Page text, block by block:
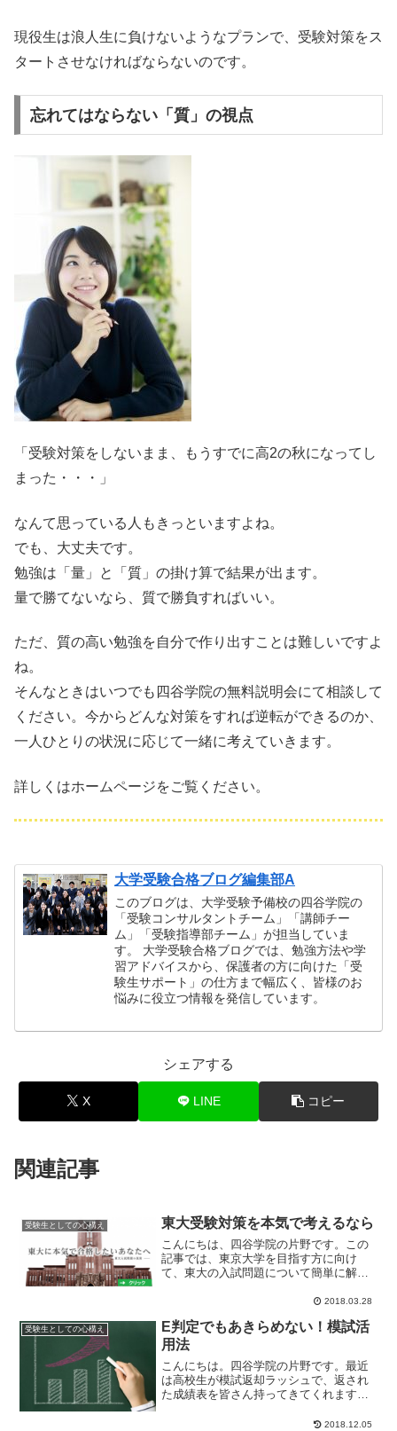
現役生は浪人生に負けないようなプランで、受験対策をス
タートさせなければならないのです。
忘れてはならない「質」の視点
「受験対策をしないまま、もうすでに高2の秋になってし
まった・・・」
なんて思っている人もきっといますよね。
でも、大丈夫です。
勉強は「量」と「質」の掛け算で結果が出ます。
量で勝てないなら、質で勝負すればいい。
ただ、質の高い勉強を自分で作り出すことは難しいですよ
ね。
そんなときはいつでも四谷学院の無料説明会にて相談して
ください。今からどんな対策をすれば逆転ができるのか、
一人ひとりの状況に応じて一緒に考えていきます。
詳しくはホームページをご覧ください。
大学受験合格ブログ編集部A
このブログは、大学受験予備校の四谷学院の
「受験コンサルタントチーム」「講師チー
ム」「受験指導部チーム」が担当していま
す。 大学受験合格ブログでは、勉強方法や学
習アドバイスから、保護者の方に向けた「受
験生サポート」の仕方まで幅広く、皆様のお
悩みに役立つ情報を発信しています。
シェアする
X LINE コピー
関連記事
受験生としての心構え 東大受験対策を本気で考えるなら
こんにちは、四谷学院の片野です。この
記事では、東京大学を目指す方に向け
て、東大の入試問題について簡単に解説
2018.03.28
受験生としての心構え
E判定でもあきらめない！模試活
用法
こんにちは。四谷学院の片野です。最近
は高校生が模試返却ラッシュで、返され
た成績表を皆さん持ってきてくれます。
2018.12.05